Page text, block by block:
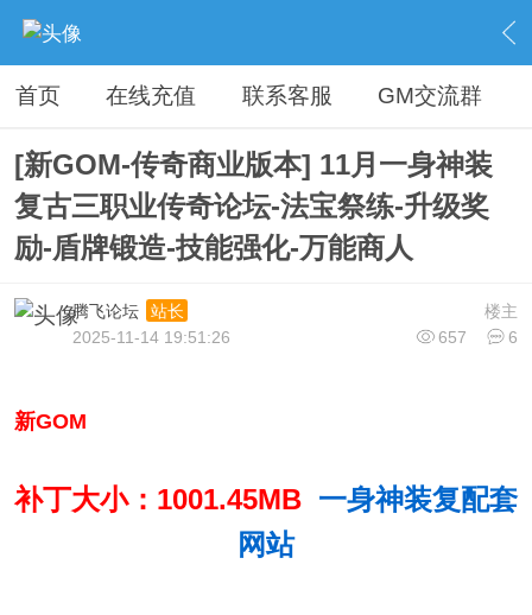
› 传奇论坛最新商业版本区 › 开区版本下载 › 内容
首页 在线充值 联系客服 GM交流群
[新GOM-传奇商业版本] 11月一身神装
复古三职业传奇论坛-法宝祭练-升级奖
励-盾牌锻造-技能强化-万能商人
楼主
腾飞论坛
站长
657
6
2025-11-14 19:51:26
新GOM
补丁大小：1001.45MB 一身神装复配套
网站